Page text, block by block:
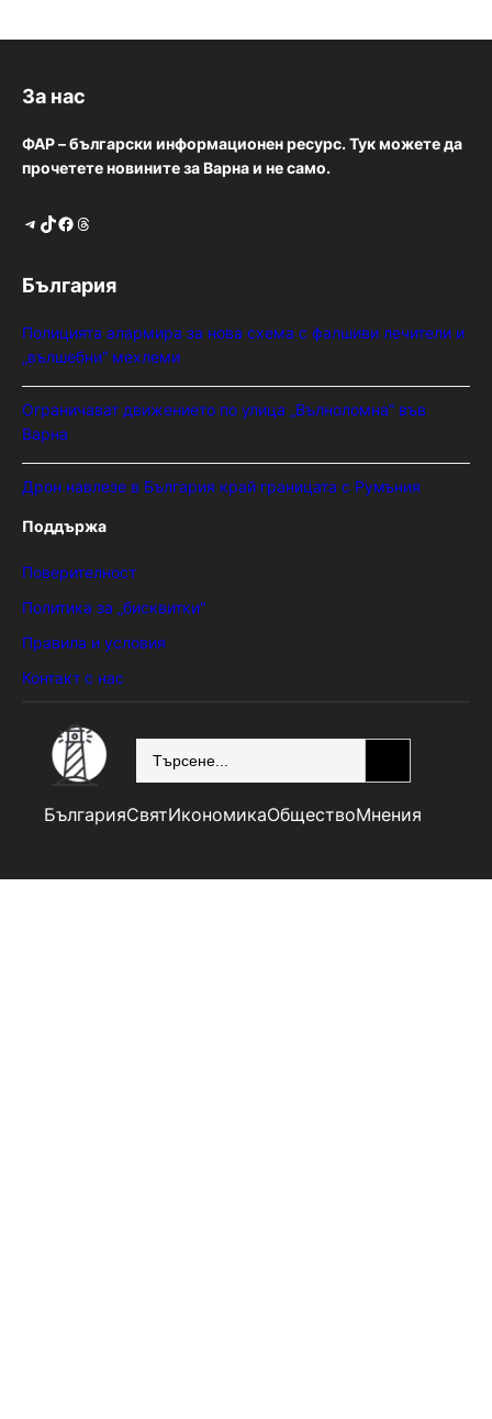
За нас
ФАР – български информационен ресурс. Тук можете да
прочетете новините за Варна и не само.
Telegram TikTok Facebook Threads
България
Полицията алармира за нова схема с фалшиви лечители и
„вълшебни“ мехлеми
Ограничават движението по улица „Вълноломна“ във
Варна
Дрон навлезе в България край границата с Румъния
Поддържа
Поверителност
Политика за „бисквитки“
Правила и условия
Контакт с нас
БългарияСвятИкономикаОбществоМнения